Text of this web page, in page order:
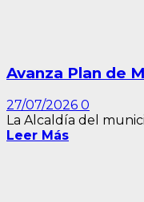
Avanza Plan de
27/07/2026 0
La Alcaldía del
Leer Más